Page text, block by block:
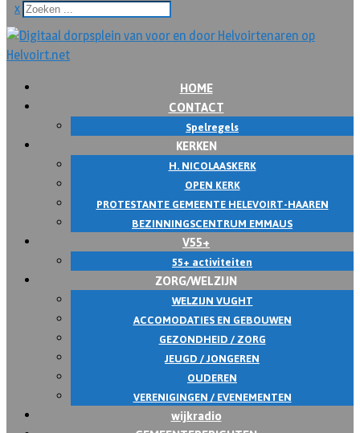
x
HOME
CONTACT
Spelregels
KERKEN
H. NICOLAASKERK
OPEN KERK
PROTESTANTE GEMEENTE HELEVOIRT-HAAREN
BEZINNINGSCENTRUM EMMAUS
V55+
55+ activiteiten
ZORG/WELZIJN
WELZIJN VUGHT
ACCOMODATIES EN GEBOUWEN
GEZONDHEID / ZORG
JEUGD / JONGEREN
OUDEREN
VERENIGINGEN / EVENEMENTEN
wijkradio